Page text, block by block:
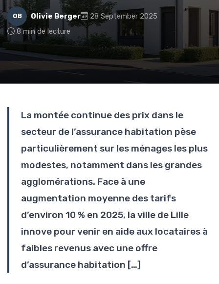
OB Olivie Berger
28 September 2025
8 min de lecture
La montée continue des prix dans le
secteur de l’assurance habitation pèse
particulièrement sur les ménages les plus
modestes, notamment dans les grandes
agglomérations. Face à une
augmentation moyenne des tarifs
d’environ 10 % en 2025, la ville de Lille
innove pour venir en aide aux locataires à
faibles revenus avec une offre
d’assurance habitation […]